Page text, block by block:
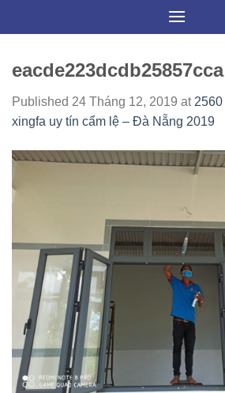
eacde223dcdb25857cca
Published 24 Tháng 12, 2019 at
xingfa uy tín cẩm lệ – Đà Nẵng 2019